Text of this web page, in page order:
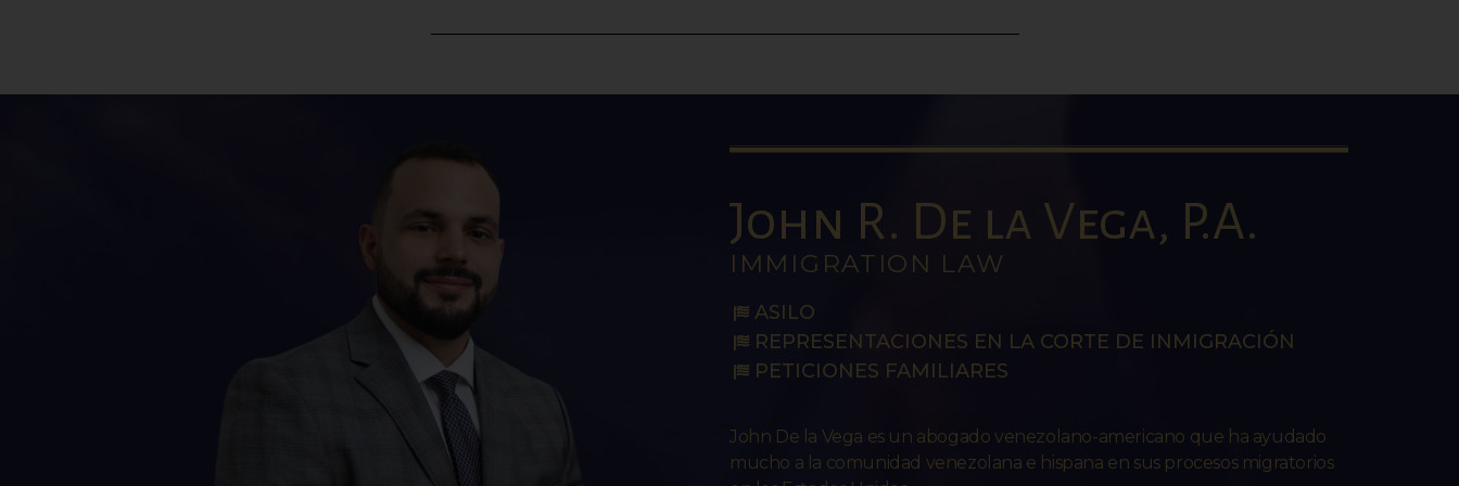
John R. De la Vega, P.A.
IMMIGRATION LAW
ASILO
REPRESENTACIONES EN LA CORTE DE INMIGRACIÓN
PETICIONES FAMILIARES
John De la Vega es un abogado venezolano-americano que ha ayudado
mucho a la comunidad venezolana e hispana en sus procesos migratorios